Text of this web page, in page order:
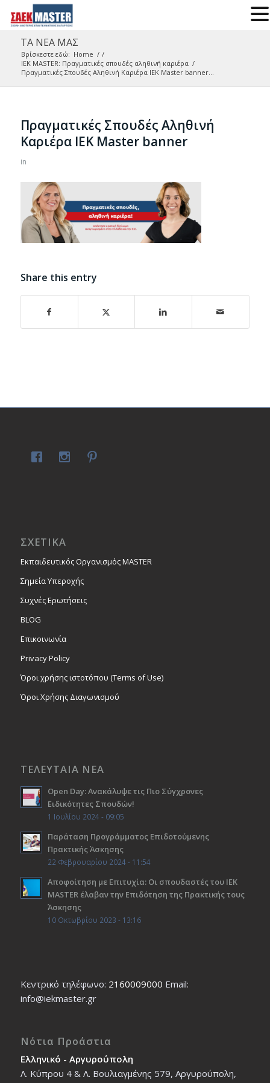
ΤΑ ΝΕΑ ΜΑΣ
Βρίσκεστε εδώ: Home / /
IEK MASTER: Πραγματικές σπουδές αληθινή καριέρα /
Πραγματικές Σπουδές Αληθινή Καριέρα ΙΕΚ Master banner...
Πραγματικές Σπουδές Αληθινή
Καριέρα ΙΕΚ Master banner
in
Share this entry
ΣΧΕΤΙΚΑ
Εκπαιδευτικός Οργανισμός MASTER
Σημεία Υπεροχής
Συχνές Ερωτήσεις
BLOG
Επικοινωνία
Privacy Policy
Όροι χρήσης ιστοτόπου (Terms of Use)
Όροι Χρήσης Διαγωνισμού
ΤΕΛΕΥΤΑΙΑ ΝΕΑ
Open Day: Ανακάλυψε τις Πιο Σύγχρονες
Ειδικότητες Σπουδών!
1 Ιουλίου 2024 - 09:05
Παράταση Προγράμματος Επιδοτούμενης
Πρακτικής Άσκησης
22 Φεβρουαρίου 2024 - 11:54
Αποφοίτηση με Επιτυχία: Οι σπουδαστές του ΙΕΚ
ΜΑSTER έλαβαν την Επιδότηση της Πρακτικής τους
Άσκησης
10 Οκτωβρίου 2023 - 13:16
Κεντρικό τηλέφωνο: 2160009000 Εmail:
info@iekmaster.gr
Νότια Προάστια
Ελληνικό - Αργυρούπολη
Λ. Κύπρου 4 & Λ. Βουλιαγμένης 579, Αργυρούπολη,